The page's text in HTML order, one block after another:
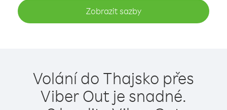
Zobrazit sazby
Volání do Thajsko přes
Viber Out je snadné.